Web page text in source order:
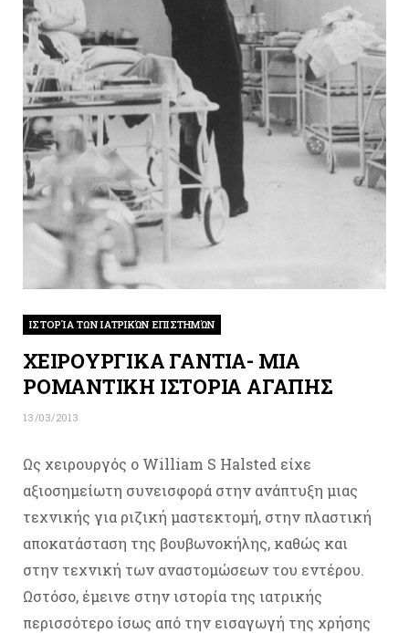
ΙΣΤΟΡΊΑ ΤΩΝ ΙΑΤΡΙΚΏΝ ΕΠΙΣΤΗΜΏΝ
ΧΕΙΡΟΥΡΓΙΚΑ ΓΑΝΤΙΑ- ΜΙΑ
ΡΟΜΑΝΤΙΚΗ ΙΣΤΟΡΙΑ ΑΓΑΠΗΣ
13/03/2013
Ως χειρουργός ο William S Halsted είχε
αξιοσημείωτη συνεισφορά στην ανάπτυξη μιας
τεχνικής για ριζική μαστεκτομή, στην πλαστική
αποκατάσταση της βουβωνοκήλης, καθώς και
στην τεχνική των αναστομώσεων του εντέρου.
Ωστόσο, έμεινε στην ιστορία της ιατρικής
περισσότερο ίσως από την εισαγωγή της χρήσης